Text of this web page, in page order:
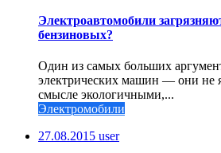
Электроавтомобили
бензиновых?
Один из самых больших
электрических машин — они не
смысле экологичными,...
Электромобили
27.08.2015 user